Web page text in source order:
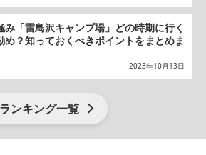
み「雷鳥沢キャンプ場」どの時期に行く
め？知っておくべきポイントをまとめま
2023年10月13日
ランキング一覧